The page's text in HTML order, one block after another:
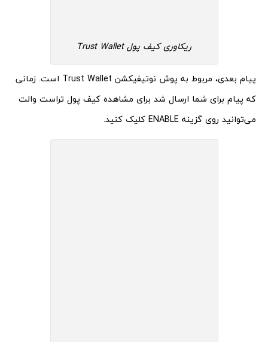
ریکاوری کیف پول Trust Wallet
پیام بعدی، مربوط به پوش نوتیفیکشن Trust Wallet است. زمانی
که پیام برای شما ارسال شد برای مشاهده کیف پول تراست والت
می‌توانید روی گزینه ENABLE کلیک کنید.